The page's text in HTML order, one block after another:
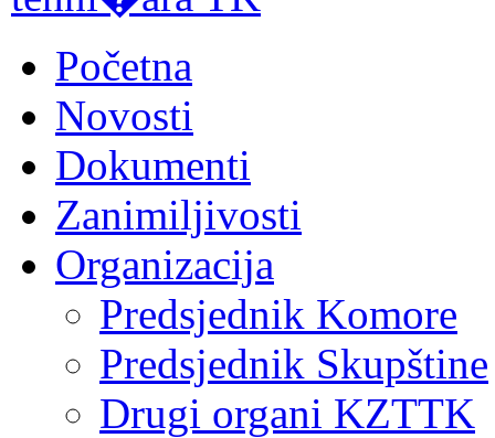
Početna
Novosti
Dokumenti
Zanimiljivosti
Organizacija
Predsjednik Komore
Predsjednik Skupštine
Drugi organi KZTTK